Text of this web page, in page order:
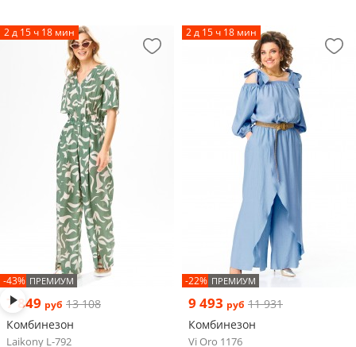
2 д 15 ч 18 мин
-43% ПРЕМИУМ
7 849 руб 13 108
Комбинезон
Laikony L-792
2 д 15 ч 18 мин
-22% ПРЕМИУМ
9 493 руб 11 931
Комбинезон
Vi Oro 1176